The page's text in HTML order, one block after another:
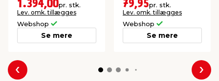
1.394,00pr. stk.
Lev. omk. tillægges
Webshop
Se mere
79,95pr. stk.
Lev. omk. tillægges
Webshop
Se mere
Forrige